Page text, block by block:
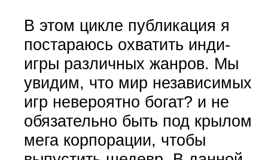
В этом цикле публикация я
постараюсь охватить инди-
игры различных жанров. Мы
увидим, что мир независимых
игр невероятно богат? и не
обязательно быть под крылом
мега корпорации, чтобы